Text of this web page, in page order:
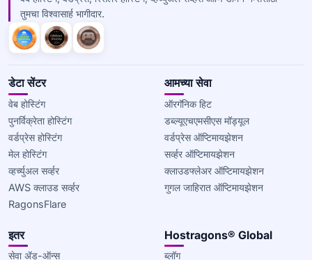
तुमचा विश्वासार्ह भागीदार.
डेटा सेंटर
वेब होस्टिंग
पुनर्विक्रेता होस्टिंग
वर्डप्रेस होस्टिंग
मेल होस्टिंग
व्हर्च्युअल सर्व्हर
AWS क्लाउड सर्व्हर
RagonsFlare
आमच्या सेवा
ऑरगॅनिक हिट
डब्ल्यूएचएमसीएस मॉड्यूल
वर्डप्रेस ऑप्टिमायझेशन
सर्व्हर ऑप्टिमायझेशन
क्लाउडफ्लेअर ऑप्टिमायझेशन
गुगल जाहिरात ऑप्टिमायझेशन
इतर
सेवा ॲड-ऑन्स
Hostragons® Global
ब्लॉग